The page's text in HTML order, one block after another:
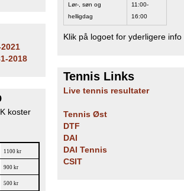
2018
koster
1100 kr
900 kr
500 kr
Lør-, søn og
helligdag
11:00-
16:00
Klik på logoet for yderligere info
Tennis Links
Live tennis resultater
Tennis Øst
DTF
DAI
DAI Tennis
CSIT